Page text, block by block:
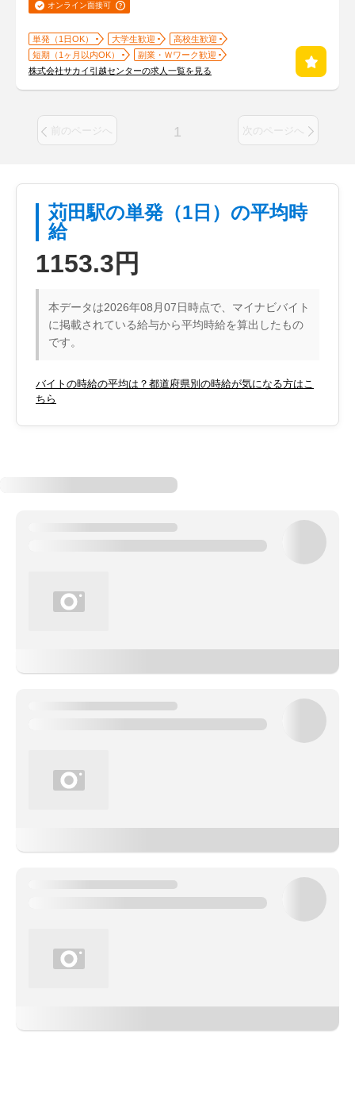
オンライン面接可
単発（1日OK） 大学生歓迎
高校生歓迎
短期（1ヶ月以内OK）
副業・Ｗワーク歓迎
株式会社サカイ引越センターの求人一覧を見る
前のページへ 1 次のページへ
苅田駅の単発（1日）の平均時
給
1153.3円
本データは2026年08月07日時点で、マイナビバイト
に掲載されている給与から平均時給を算出したもの
です。
バイトの時給の平均は？都道府県別の時給が気になる方はこ
ちら